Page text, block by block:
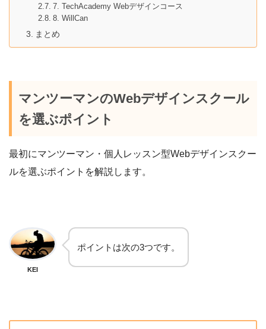
7. TechAcademy Webデザインコース
8. WillCan
まとめ
マンツーマンのWebデザインスクール
を選ぶポイント
最初にマンツーマン・個人レッスン型Webデザインスクー
ルを選ぶポイントを解説します。
KEI
ポイントは次の3つです。